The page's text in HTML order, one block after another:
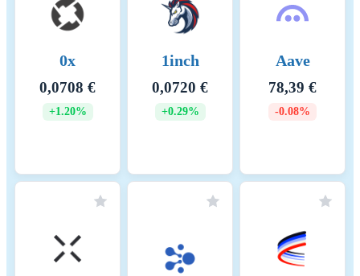
Oikeushenkilötunnus 2135881-0
consensus model based on a
Directed Acyclic Graph
and centralized validators. In
this system, every transaction
contributes directly to
Components: 1. Tangle (DAG
Structure): Transaction
0x
0,0708 €
+1.20%
1inch
0,0720 €
+0.29%
Aave
78,39 €
-0.08%